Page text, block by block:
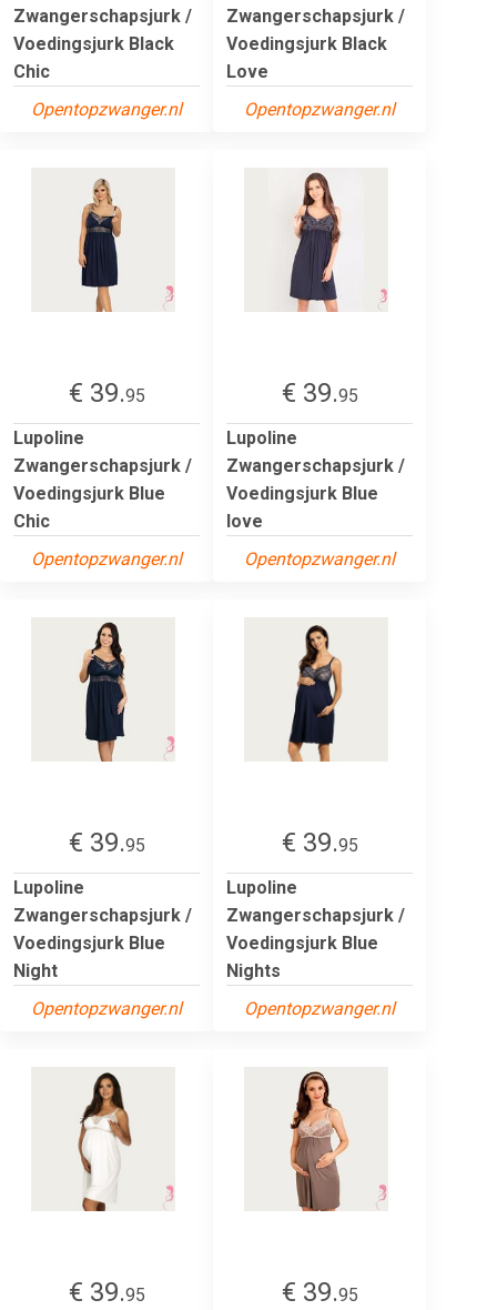
Zwangerschapsjurk /
Voedingsjurk Black
Chic
Opentopzwanger.nl
Zwangerschapsjurk /
Voedingsjurk Black
Love
Opentopzwanger.nl
€ 39.95
Lupoline
Zwangerschapsjurk /
Voedingsjurk Blue
Chic
Opentopzwanger.nl
€ 39.95
Lupoline
Zwangerschapsjurk /
Voedingsjurk Blue
love
Opentopzwanger.nl
€ 39.95
Lupoline
Zwangerschapsjurk /
Voedingsjurk Blue
Night
Opentopzwanger.nl
€ 39.95
Lupoline
Zwangerschapsjurk /
Voedingsjurk Blue
Nights
Opentopzwanger.nl
€ 39.95 € 39.95